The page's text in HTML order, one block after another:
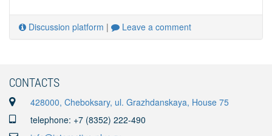
Discussion platform | Leave a comment
CONTACTS
428000, Cheboksary, ul. Grazhdanskaya, House 75
telephone: +7 (8352) 222-490